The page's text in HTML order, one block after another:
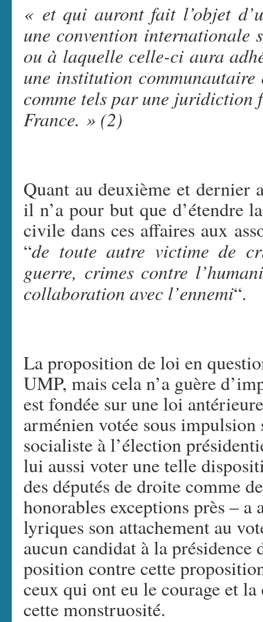
« et qui auront fait l’objet
une convention internationale
ou à laquelle celle-ci aura
une institution
comme tels par une juridiction
France. » (2)
Quant au deuxième et
il n’a pour but que d’étendre
civile dans ces affaires aux
“de toute autre victime de
guerre, crimes contre
collaboration avec l’ennemi“.
La proposition de loi en
UMP, mais cela n’a guère
est fondée sur une loi
arménien votée sous
socialiste à l’élection
lui aussi voter une telle
des députés de droite comme
honorables exceptions près –
lyriques son attachement au
aucun candidat à la présidence
position contre cette
ceux qui ont eu le courage et la
cette monstruosité.